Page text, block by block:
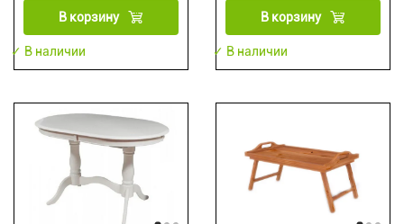
В корзину
✓ В наличии
В корзину
✓ В наличии